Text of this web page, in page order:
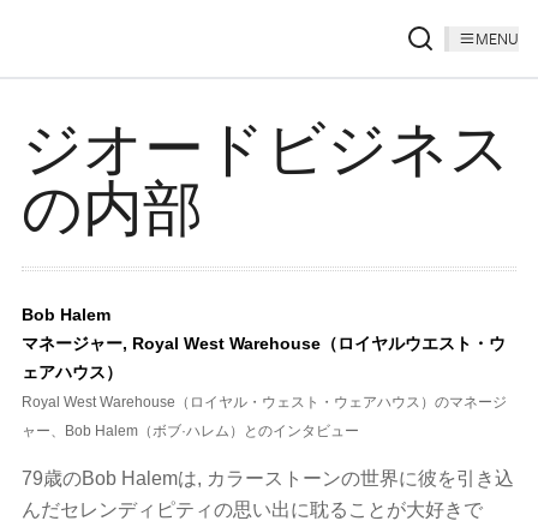
MENU
ジオードビジネス
の内部
Bob Halem
マネージャー, Royal West Warehouse（ロイヤルウエスト・ウ
ェアハウス）
Royal West Warehouse（ロイヤル・ウェスト・ウェアハウス）のマネージ
ャー、Bob Halem（ボブ·ハレム）とのインタビュー
79歳のBob Halemは, カラーストーンの世界に彼を引き込
んだセレンディピティの思い出に耽ることが大好きで